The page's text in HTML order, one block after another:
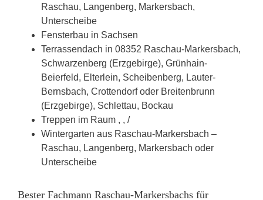
Raschau, Langenberg, Markersbach,
Unterscheibe
Fensterbau in Sachsen
Terrassendach in 08352 Raschau-Markersbach,
Schwarzenberg (Erzgebirge), Grünhain-
Beierfeld, Elterlein, Scheibenberg, Lauter-
Bernsbach, Crottendorf oder Breitenbrunn
(Erzgebirge), Schlettau, Bockau
Treppen im Raum , , /
Wintergarten aus Raschau-Markersbach –
Raschau, Langenberg, Markersbach oder
Unterscheibe
Bester Fachmann Raschau-Markersbachs für